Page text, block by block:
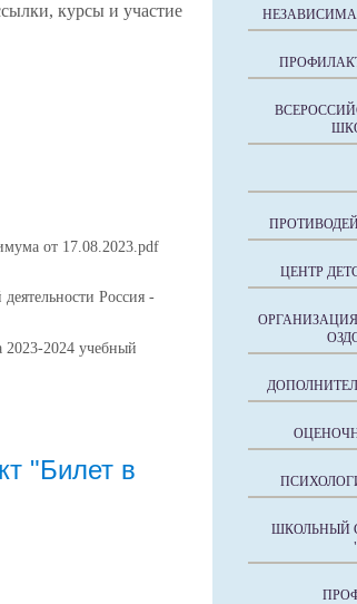
курсы и участие
от 17.08.2023.pdf
Россия -
2024 учебный
"Билет в
ЦЕНТР
ШКОЛЬНЫЙ